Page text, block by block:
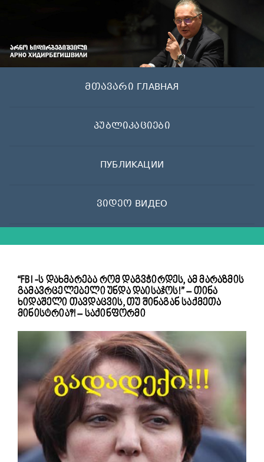
მთავარი ГЛАВНАЯ
პუბლიკაციები
ПУБЛИКАЦИИ
ვიდეო ВИДЕО
“FBI -ს დახმარება რომ დაგვჭირდეს, ამ მარაზმის
გამავრცელებელი უნდა დაისაჯოს!” – თინა
ხიდაშელი თავდაცვის, თუ შინაგან საქმეთა
მინისტრია?! – საქინფორმი